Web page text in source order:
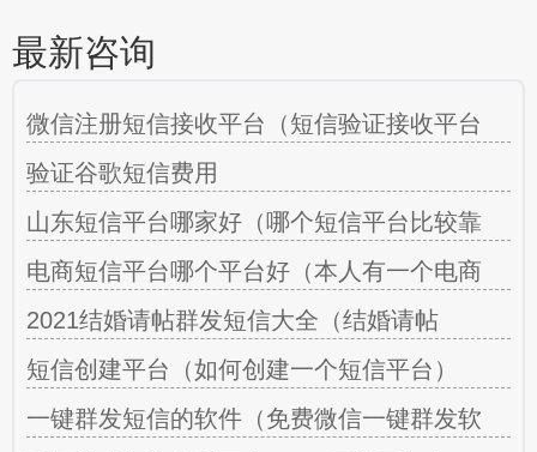
最新咨询
微信注册短信接收平台（短信验证接收平台
验证谷歌短信费用
山东短信平台哪家好（哪个短信平台比较靠
电商短信平台哪个平台好（本人有一个电商
2021结婚请帖群发短信大全（结婚请帖
短信创建平台（如何创建一个短信平台）
一键群发短信的软件（免费微信一键群发软